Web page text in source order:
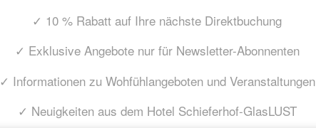
✓ 10 % Rabatt auf Ihre nächste Direktbuchung
✓ Exklusive Angebote nur für Newsletter-Abonnenten
✓ Informationen zu Wohfühlangeboten und Veranstaltungen
✓ Neuigkeiten aus dem Hotel Schieferhof-GlasLUST